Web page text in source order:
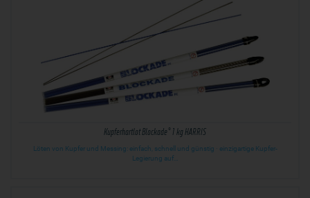
Kupferhartlot Blockade® 1 kg HARRIS
Löten von Kupfer und Messing: einfach, schnell und günstig · einzigartige Kupfer-
Legierung auf…